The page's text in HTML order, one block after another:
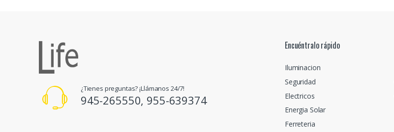
¿Tienes preguntas? ¡Llámanos 24/7!
945-265550, 955-639374
Encuéntralo rápido
Iluminacion
Seguridad
Electricos
Energia Solar
Ferreteria